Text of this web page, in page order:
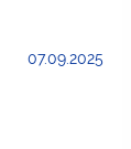
07.09.2025